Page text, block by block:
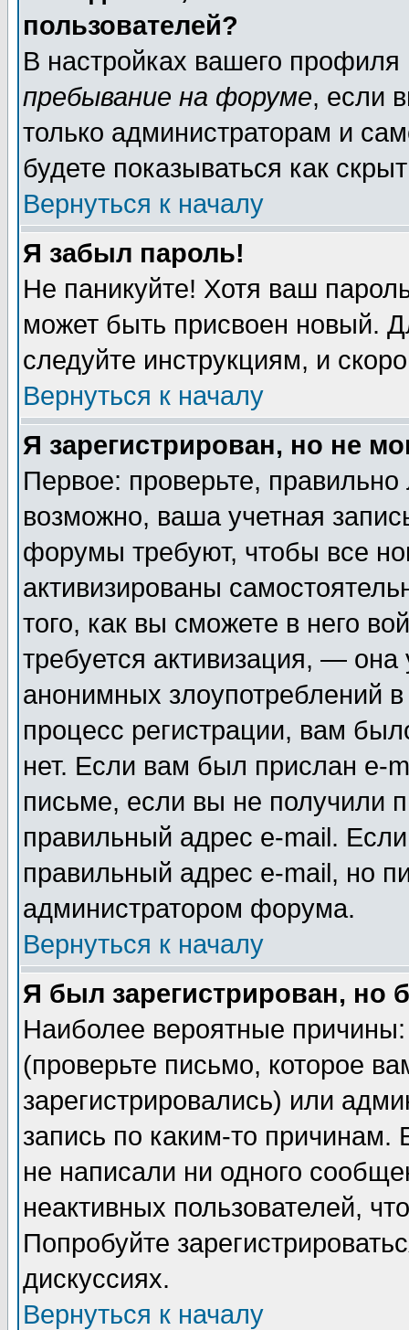
пользователей?
В настройках вашего
пребывание на форуме, если
только администраторам и
будете показываться как
Вернуться к началу
Я забыл пароль!
Не паникуйте! Хотя ваш
может быть присвоен новый.
следуйте инструкциям, и
Вернуться к началу
Я зарегистрирован, но не
Первое: проверьте,
возможно, ваша учетная
форумы требуют, чтобы все
активизированы
того, как вы сможете в него
требуется активизация, —
анонимных злоупотреблений
процесс регистрации, вам
нет. Если вам был прислан e-
письме, если вы не получили
правильный адрес e-mail.
правильный адрес e-mail, но
администратором форума.
Вернуться к началу
Я был зарегистрирован, но
Наиболее вероятные
(проверьте письмо, которое
зарегистрировались) или
запись по каким-то
не написали ни одного
неактивных пользователей,
Попробуйте
дискуссиях.
Вернуться к началу